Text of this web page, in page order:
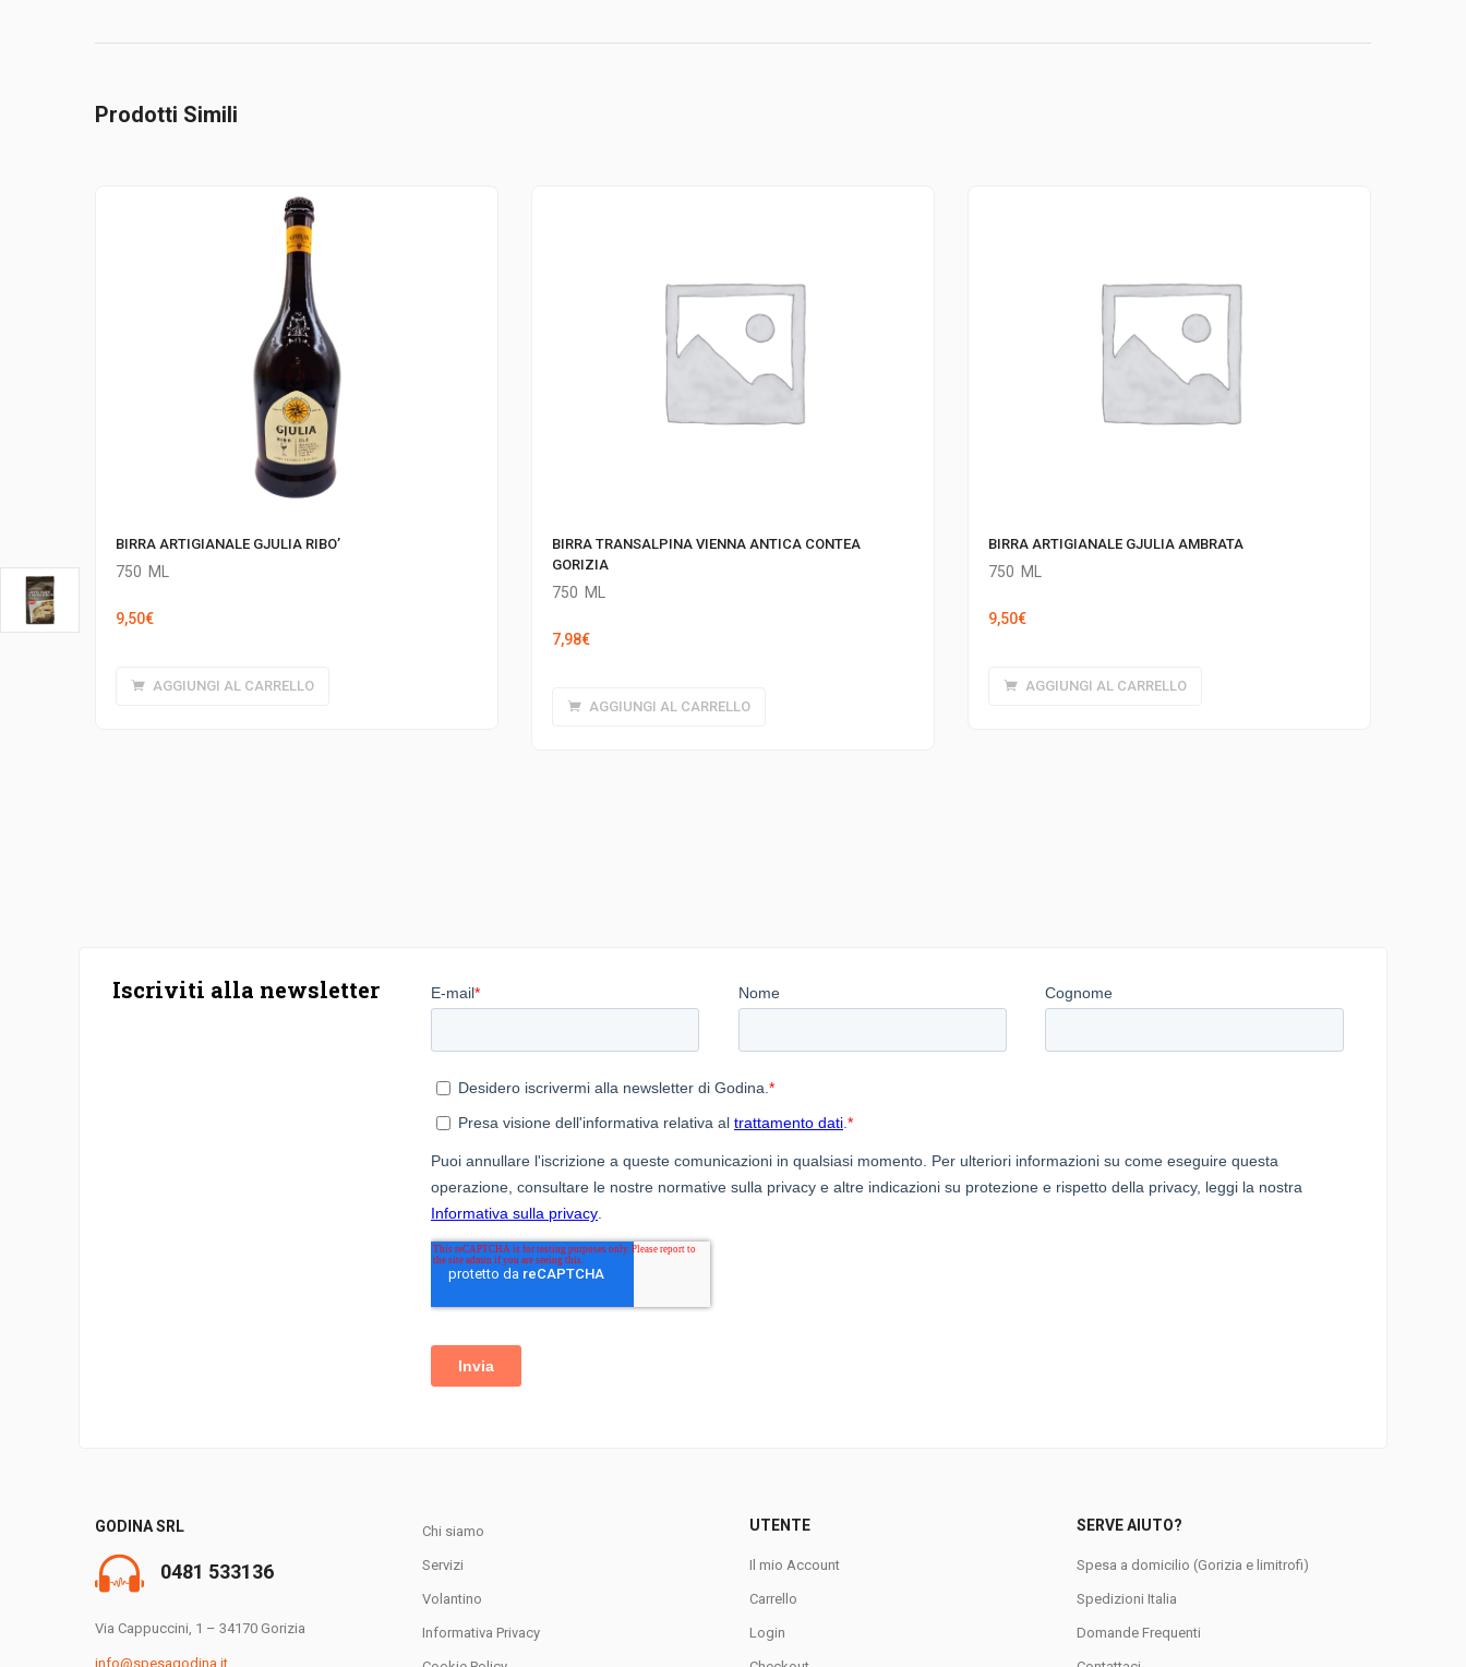
Prodotti Simili
BIRRA ARTIGIANALE GJULIA RIBO’
750 ML
9,50€
AGGIUNGI AL CARRELLO
BIRRA TRANSALPINA VIENNA ANTICA CONTEA
GORIZIA
750 ML
7,98€
AGGIUNGI AL CARRELLO
BIRRA ARTIGIANALE GJULIA AMBRATA
750 ML
9,50€
AGGIUNGI AL CARRELLO
Iscriviti alla newsletter
GODINA SRL
0481 533136
Via Cappuccini, 1 – 34170 Gorizia
info@spesagodina.it
Chi siamo
Servizi
Volantino
Informativa Privacy
UTENTE
Il mio Account
Carrello
Login
SERVE AIUTO?
Spesa a domicilio (Gorizia e limitrofi)
Spedizioni Italia
Domande Frequenti